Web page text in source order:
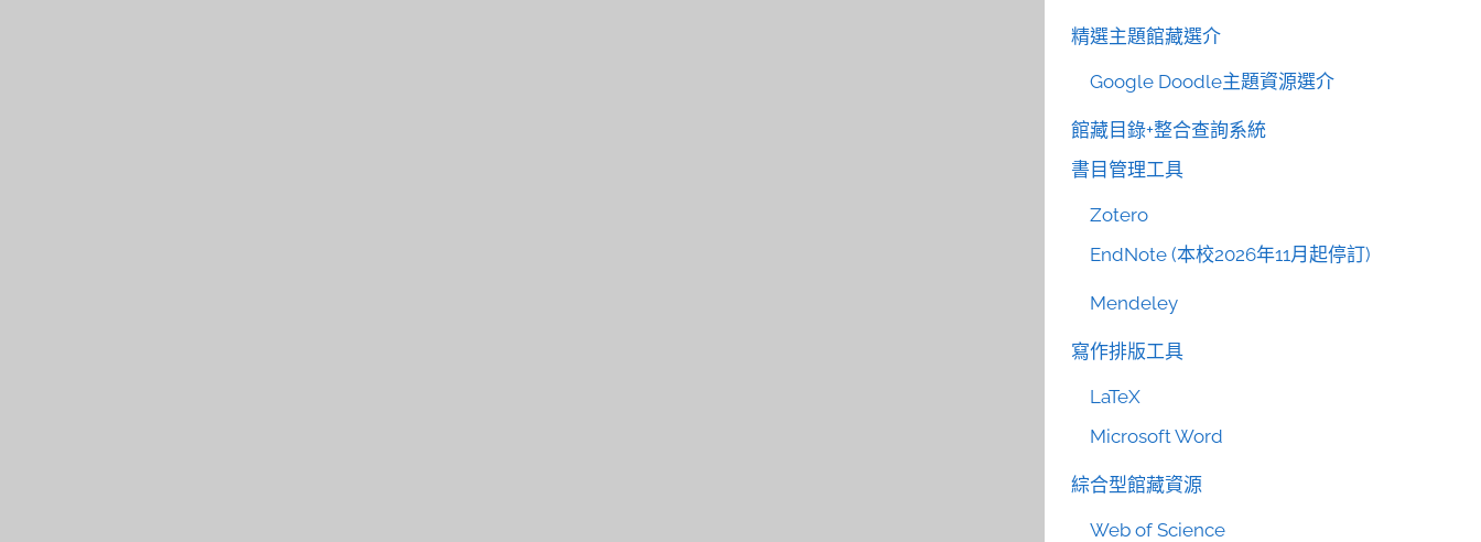
精選主題館藏選介
Google Doodle主題資源選介
館藏目錄+整合查詢系統
書目管理工具
Zotero
EndNote (本校2026年11月起停訂)
Mendeley
寫作排版工具
LaTeX
Microsoft Word
綜合型館藏資源
Web of Science